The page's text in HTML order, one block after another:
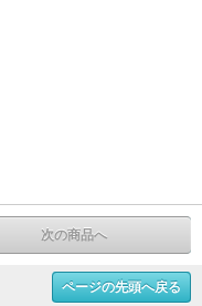
次の商品へ
ページの先頭へ戻る